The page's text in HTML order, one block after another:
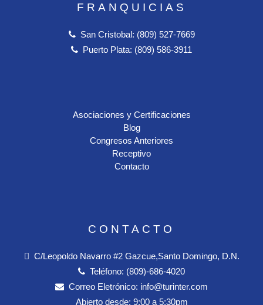
FRANQUICIAS
San Cristobal: (809) 527-7669
Puerto Plata: (809) 586-3911
Asociaciones y Certificaciones
Blog
Congresos Anteriores
Receptivo
Contacto
CONTACTO
C/Leopoldo Navarro #2 Gazcue,Santo Domingo, D.N.
Teléfono: (809)-686-4020
Correo Eletrónico: info@turinter.com
Abierto desde: 9:00 a 5:30pm